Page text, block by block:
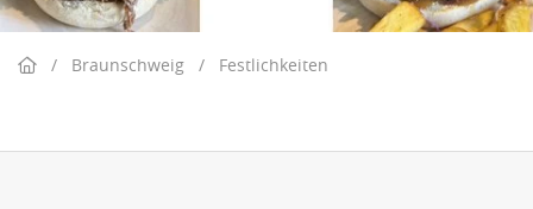
/ Braunschweig / Festlichkeiten